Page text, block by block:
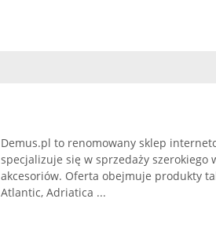
Demus.pl to renomowany sklep
specjalizuje się w sprzedaży szerokiego
akcesoriów. Oferta obejmuje produkty
Atlantic, Adriatica ...